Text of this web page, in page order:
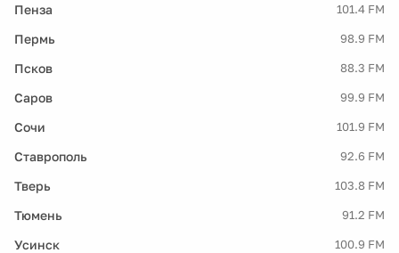
Пенза 101.4 FM
Пермь 98.9 FM
Псков 88.3 FM
Саров 99.9 FM
Сочи 101.9 FM
Ставрополь 92.6 FM
Тверь 103.8 FM
Тюмень 91.2 FM
Усинск 100.9 FM